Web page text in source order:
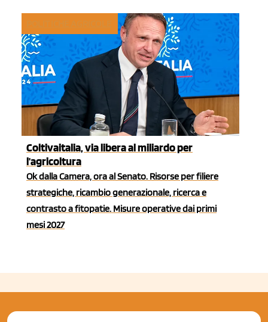
Coltivaitalia, via libera al miliardo per
l'agricoltura
Ok dalla Camera, ora al Senato. Risorse per filiere
strategiche, ricambio generazionale, ricerca e
contrasto a fitopatie. Misure operative dai primi
mesi 2027